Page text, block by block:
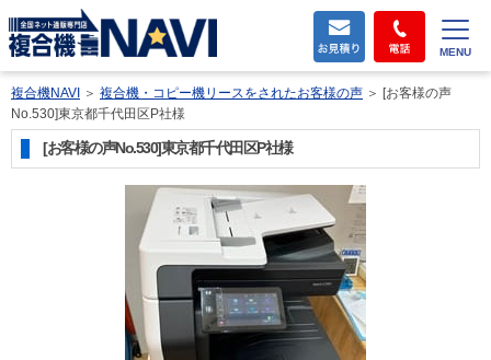
MENU
複合機NAVI ＞ 複合機・コピー機リースをされたお客様の声 ＞ [お客様の声
No.530]東京都千代田区P社様
[お客様の声No.530]東京都千代田区P社様